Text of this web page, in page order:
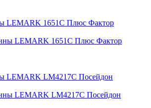
LEMARK 1651C Плюс Фактор
LEMARK LM4217С Посейдон